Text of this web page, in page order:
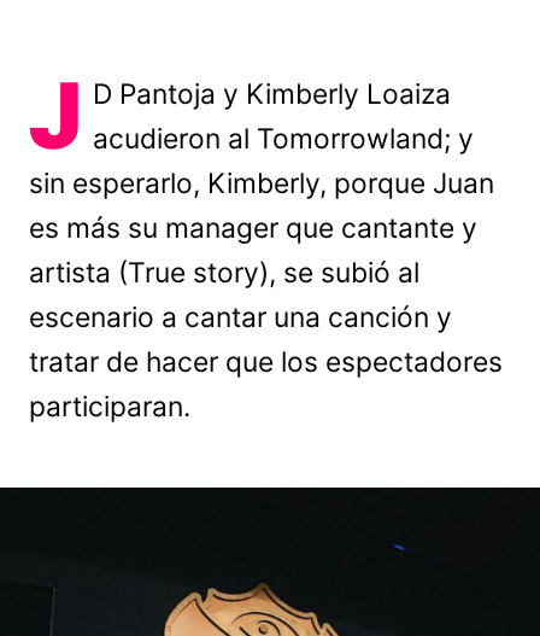
J D Pantoja y Kimberly Loaiza
acudieron al Tomorrowland; y
sin esperarlo, Kimberly, porque Juan
es más su manager que cantante y
artista (True story), se subió al
escenario a cantar una canción y
tratar de hacer que los espectadores
participaran.